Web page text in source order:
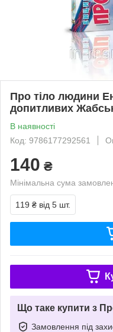
Про тіло людини
допитливих
В наявності
Код: 9786177292561
140 ₴
Мінімальна сума
119 ₴ від 5 шт.
Що таке купити з
Замовлення під